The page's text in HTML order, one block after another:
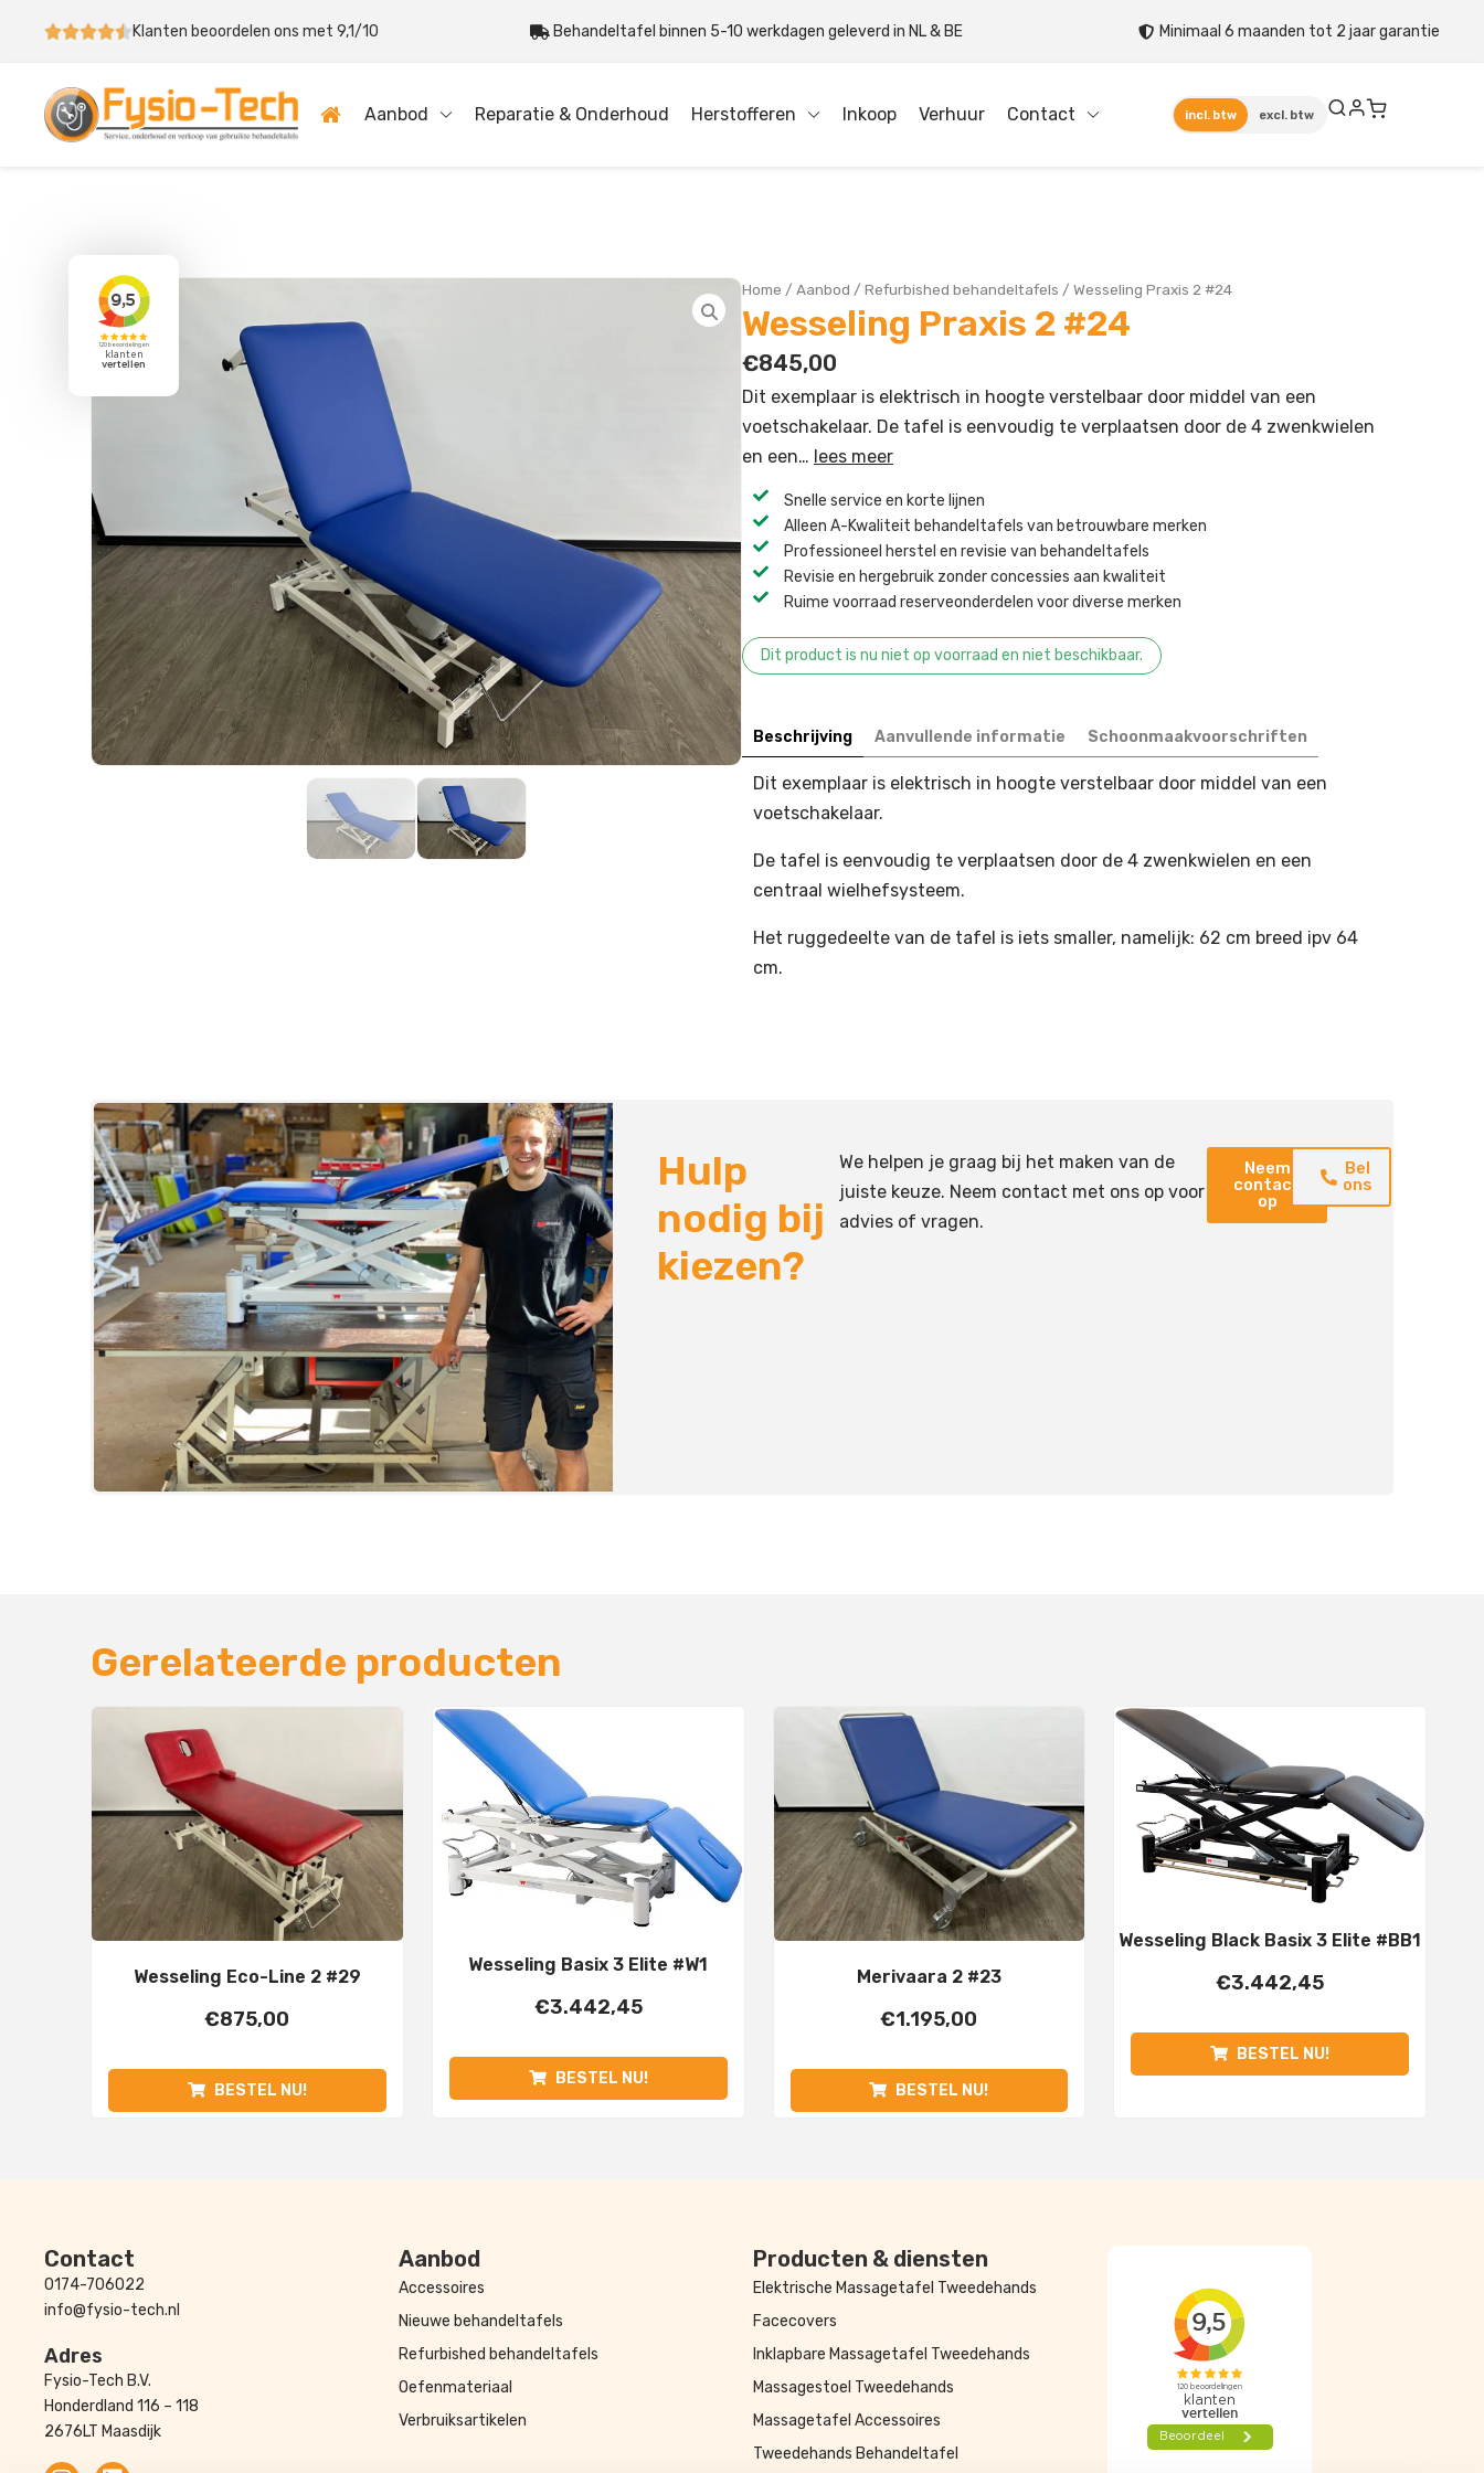
Klanten beoordelen ons met 9,1/10 Behandeltafel binnen 5-10 werkdagen geleverd in NL & BE Minimaal 6 maanden tot 2 jaar garantie
Aanbod Reparatie & Onderhoud Herstofferen Inkoop Verhuur Contact incl. btw excl. btw
Home / Aanbod / Refurbished behandeltafels / Wesseling Praxis 2 #24
Wesseling Praxis 2 #24
€845,00
Dit exemplaar is elektrisch in hoogte verstelbaar door middel van een
voetschakelaar. De tafel is eenvoudig te verplaatsen door de 4 zwenkwielen
en een… lees meer
Snelle service en korte lijnen
Alleen A-Kwaliteit behandeltafels van betrouwbare merken
Professioneel herstel en revisie van behandeltafels ​
Revisie en hergebruik zonder concessies aan kwaliteit ​
Ruime voorraad reserveonderdelen voor diverse merken ​
Dit product is nu niet op voorraad en niet beschikbaar.
Beschrijving Aanvullende informatie Schoonmaakvoorschriften
Dit exemplaar is elektrisch in hoogte verstelbaar door middel van een
voetschakelaar.
De tafel is eenvoudig te verplaatsen door de 4 zwenkwielen en een
centraal wielhefsysteem.
Het ruggedeelte van de tafel is iets smaller, namelijk: 62 cm breed ipv 64
cm.
Hulp
nodig bij
kiezen?
We helpen je graag bij het maken van de
juiste keuze. Neem contact met ons op voor
advies of vragen.
Neem
contact
op
Bel
ons
Gerelateerde producten
Wesseling Eco-Line 2 #29
€875,00
BESTEL NU!
Wesseling Basix 3 Elite #W1
€3.442,45
BESTEL NU!
Merivaara 2 #23
€1.195,00
BESTEL NU!
Wesseling Black Basix 3 Elite #BB1
€3.442,45
BESTEL NU!
Contact
0174-706022
info@fysio-tech.nl
Adres
Fysio-Tech B.V.
Honderdland 116 – 118
2676LT Maasdijk
Aanbod
Accessoires
Nieuwe behandeltafels
Refurbished behandeltafels
Oefenmateriaal
Verbruiksartikelen
Producten & diensten
Elektrische Massagetafel Tweedehands
Facecovers
Inklapbare Massagetafel Tweedehands
Massagestoel Tweedehands
Massagetafel Accessoires
Tweedehands Behandeltafel